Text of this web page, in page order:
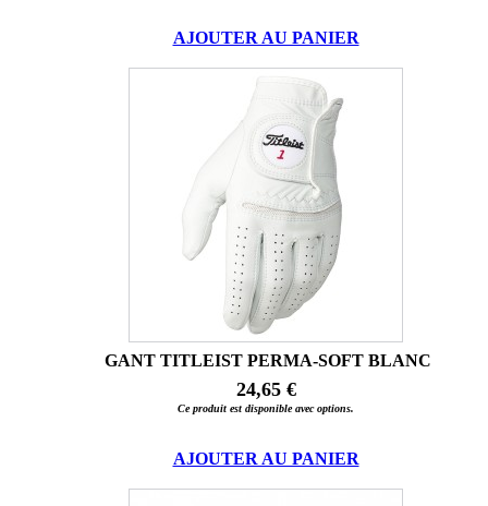
AJOUTER AU PANIER
GANT TITLEIST PERMA-SOFT BLANC
24,65 €
Ce produit est disponible avec options.
AJOUTER AU PANIER